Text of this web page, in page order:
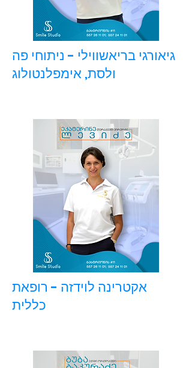
גיאורגי בריאשווילי - ניתוחי פה
ולסת, אימפלנטולוג
אקטרינה לוידזה - רופאת
כללית